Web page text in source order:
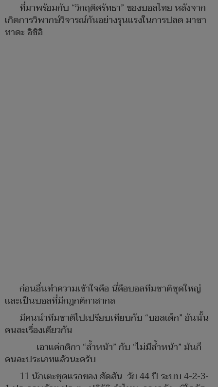
ที่มาพร้อมกับ “วิกฤติศรัทธา” ของบอลไทย หลังจาก
เกิดการวิพากษ์วิจารณ์กันอย่างรุนแรงในการปลด มาซา
ทาดะ อิชิอิ
ก่อนอื่นทำความเข้าใจคือ นี่คือบอลทีมชาติชุดใหญ่
และเป็นบอลที่มีกฎกติกาสากล
มีคนนำทีมชาติไปเปรียบเทียบกับ “บอลเด็ก” อันนั้น
คนละเรื่องเดียวกัน
เอาแค่กติกา “ล้ำหน้า” กับ “ไม่มีล้ำหน้า” มันก็
คนละประเภทแล้วนะครับ
11 นักเตะชุดแรกของ ฮัดสัน วัย 44 ปี ระบบ 4-2-3-